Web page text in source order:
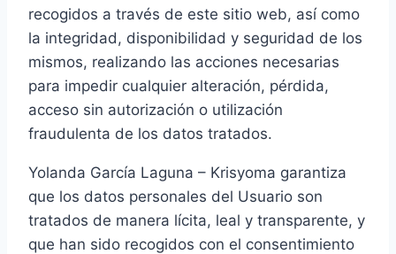
recogidos a través de este sitio web, así como
la integridad, disponibilidad y seguridad de los
mismos, realizando las acciones necesarias
para impedir cualquier alteración, pérdida,
acceso sin autorización o utilización
fraudulenta de los datos tratados.
Yolanda García Laguna – Krisyoma garantiza
que los datos personales del Usuario son
tratados de manera lícita, leal y transparente, y
que han sido recogidos con el consentimiento